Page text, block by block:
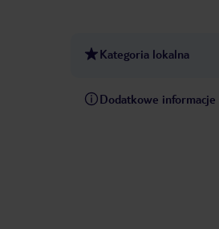
Kategoria lokalna
Dodatkowe informacje